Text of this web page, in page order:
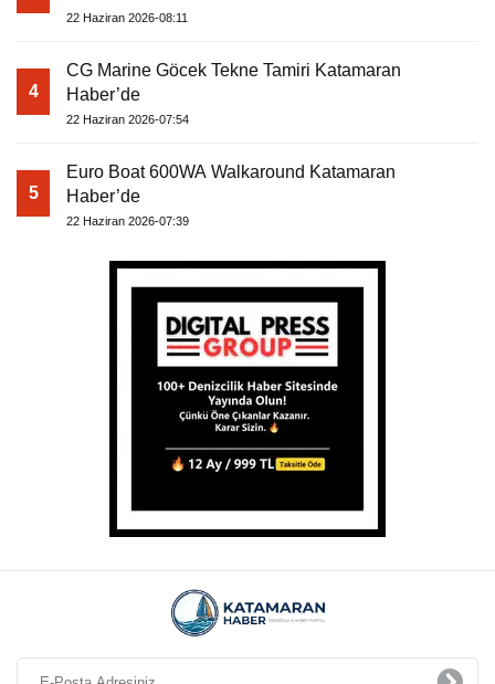
22 Haziran 2026-08:11
4
CG Marine Göcek Tekne Tamiri Katamaran
Haber’de
22 Haziran 2026-07:54
5
Euro Boat 600WA Walkaround Katamaran
Haber’de
22 Haziran 2026-07:39